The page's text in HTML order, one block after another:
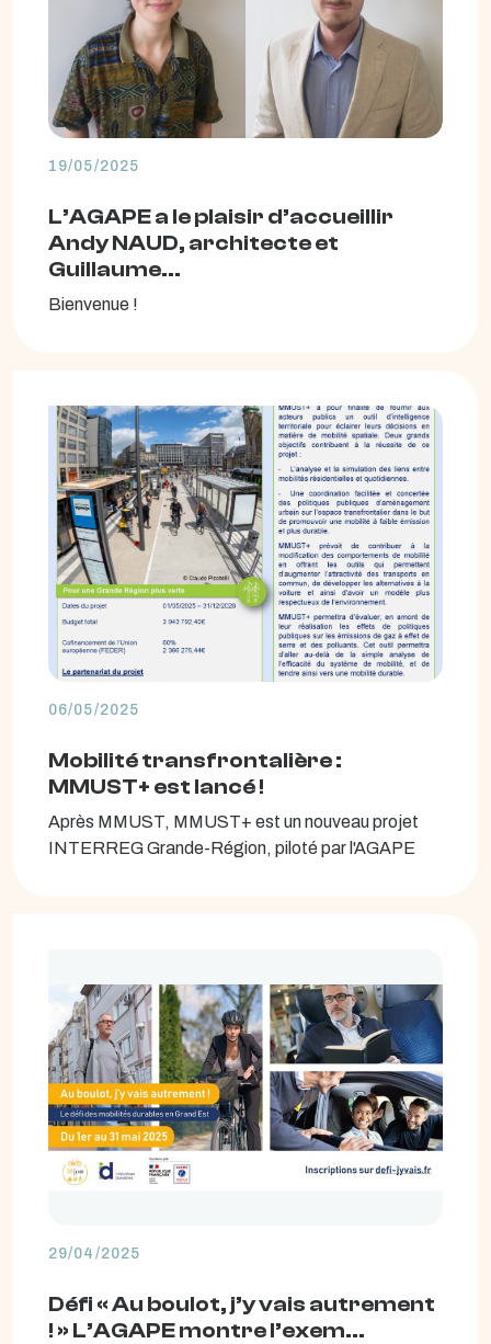
19/05/2025
L’AGAPE a le plaisir d’accueillir
Andy NAUD, architecte et
Guillaume...
Bienvenue !
06/05/2025
Mobilité transfrontalière :
MMUST+ est lancé !
Après MMUST, MMUST+ est un nouveau projet
INTERREG Grande-Région, piloté par l'AGAPE
29/04/2025
Défi « Au boulot, j’y vais autrement
! » L’AGAPE montre l’exem...